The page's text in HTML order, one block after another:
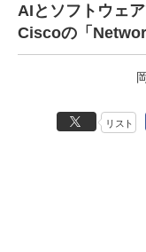
AIとソフトウェ
Ciscoの「
リスト